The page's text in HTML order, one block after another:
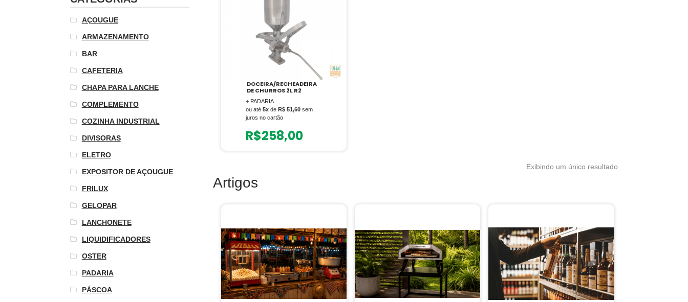
DOCEIRA/RECHEADEIRA
DE CHURROS 2L R2
+ PADARIA
ou até5x de R$ 51,60 sem
juros no cartão
R$258,00
Exibindo um único resultado
Artigos
AÇOUGUE
ARMAZENAMENTO
BAR
CAFETERIA
CHAPA PARA LANCHE
COMPLEMENTO
COZINHA INDUSTRIAL
DIVISORAS
ELETRO
EXPOSITOR DE AÇOUGUE
FRILUX
GELOPAR
LANCHONETE
LIQUIDIFICADORES
OSTER
PADARIA
PÁSCOA